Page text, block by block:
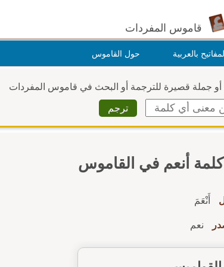
قاموس المفردات
بالعربية حول القاموس
أو جملة قصيرة للترجمة أو البحث في قاموس المفردات
أنعم في القاموس
أَنْعَمَ
نعم